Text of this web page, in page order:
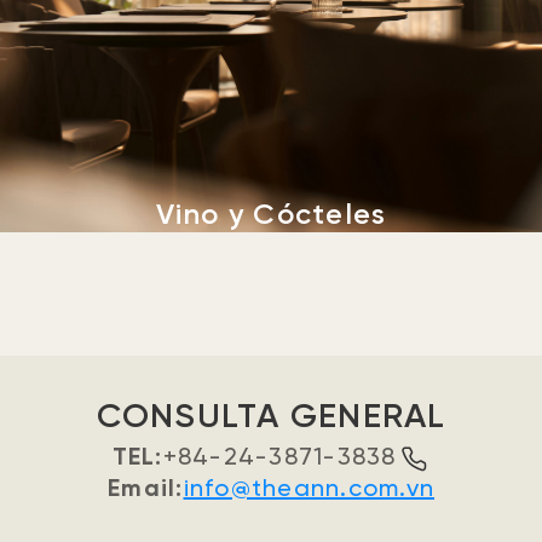
Vino y Cócteles
CONSULTA GENERAL
TEL:+84-24-3871-3838
Email:info@theann.com.vn